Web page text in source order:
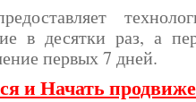
в десятки раз, а
первых 7 дней.
и Начать